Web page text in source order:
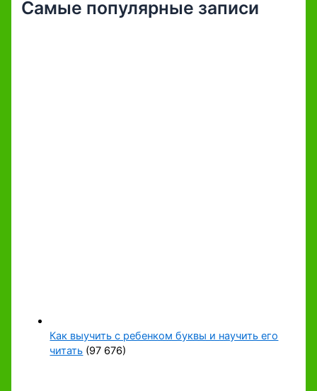
Самые популярные записи
Как выучить с ребенком буквы и научить его
читать (97 676)